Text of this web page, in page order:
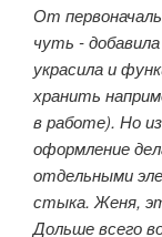
От
чуть -
украсила и
хранить
в работе). Но
оформление
отдельными
стыка. Женя,
Дольше всего